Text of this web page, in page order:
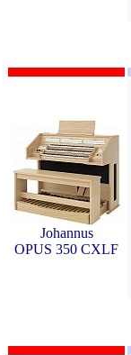
Johannus
OPUS 350 CXLF